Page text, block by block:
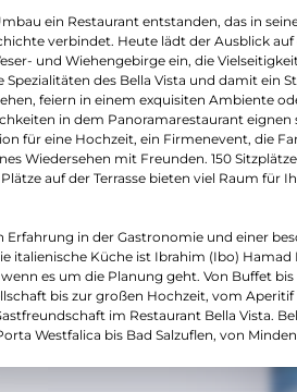
ein Restaurant entstanden, das in
verbindet. Heute lädt der Ausblick auf
und Wiehengebirge ein, die
des Bella Vista und damit ein
feiern in einem exquisiten Ambiente
in dem Panoramarestaurant eignen
für eine Hochzeit, ein Firmenevent, die
Wiedersehen mit Freunden. 150
auf der Terrasse bieten viel Raum für
Erfahrung in der Gastronomie und einer
italienische Küche ist Ibrahim (Ibo) Hamad
es um die Planung geht. Von Buffet bis
bis zur großen Hochzeit, vom Aperitif
im Restaurant Bella Vista.
Westfalica bis Bad Salzuflen, von